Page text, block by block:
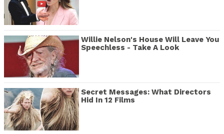
Willie Nelson's House Will Leave You
Speechless - Take A Look
Secret Messages: What Directors
Hid In 12 Films